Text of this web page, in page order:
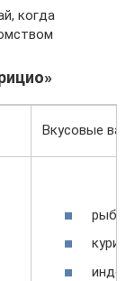
когда
Вкусовые
рыба;